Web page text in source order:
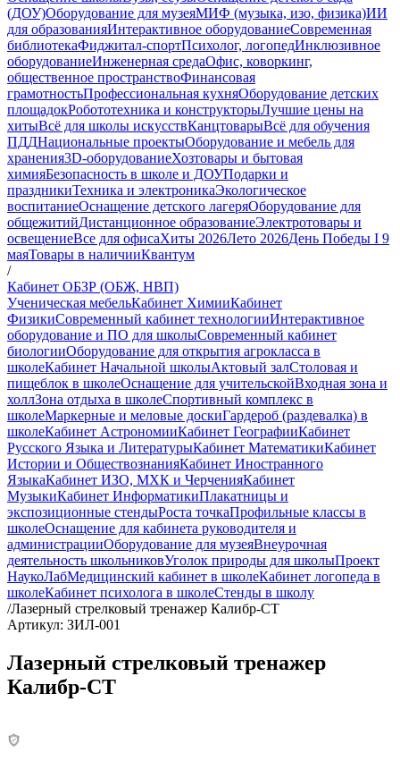
(ДОУ)Оборудование для музеяМИФ (музыка, изо, физика)ИИ
для образованияИнтерактивное оборудованиеСовременная
библиотекаФиджитал-спортПсихолог, логопедИнклюзивное
оборудованиеИнженерная средаОфис, коворкинг,
общественное пространствоФинансовая
грамотностьПрофессиональная кухняОборудование детских
площадокРобототехника и конструкторыЛучшие цены на
хитыВсё для школы искусствКанцтоварыВсё для обучения
ПДДНациональные проектыОборудование и мебель для
хранения3D-оборудованиеХозтовары и бытовая
химияБезопасность в школе и ДОУПодарки и
праздникиТехника и электроникаЭкологическое
воспитаниеОснащение детского лагеряОборудование для
общежитийДистанционное образованиеЭлектротовары и
освещениеВсе для офисаХиты 2026Лето 2026День Победы I 9
маяТовары в наличииКвантум
/
Кабинет ОБЗР (ОБЖ, НВП)
Ученическая мебельКабинет ХимииКабинет
ФизикиСовременный кабинет технологииИнтерактивное
оборудование и ПО для школыСовременный кабинет
биологииОборудование для открытия агрокласса в
школеКабинет Начальной школыАктовый залСтоловая и
пищеблок в школеОснащение для учительскойВходная зона и
холлЗона отдыха в школеСпортивный комплекс в
школеМаркерные и меловые доскиГардероб (раздевалка) в
школеКабинет АстрономииКабинет ГеографииКабинет
Русского Языка и ЛитературыКабинет МатематикиКабинет
Истории и ОбществознанияКабинет Иностранного
ЯзыкаКабинет ИЗО, МХК и ЧерченияКабинет
МузыкиКабинет ИнформатикиПлакатницы и
экспозиционные стендыРоста точкаПрофильные классы в
школеОснащение для кабинета руководителя и
администрацииОборудование для музеяВнеурочная
деятельность школьниковУголок природы для школыПроект
НаукоЛабМедицинский кабинет в школеКабинет логопеда в
школеКабинет психолога в школеСтенды в школу
/Лазерный стрелковый тренажер Калибр-СТ
Артикул: ЗИЛ-001
Лазерный стрелковый тренажер
Калибр-СТ